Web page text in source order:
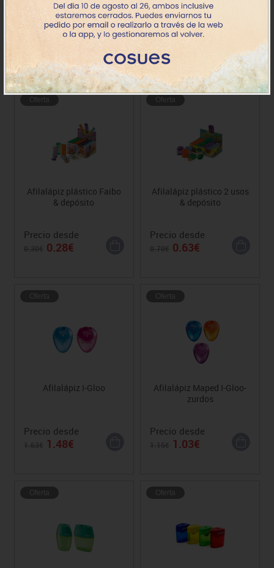
collection school
Precio desde
1.97€
hexagonal
Precio desde
1.86€
Oferta
Afilalápiz plástico Faibo
& depósito
Precio desde
0.28€
Oferta
Afilalápiz plástico 2 usos
& depósito
Precio desde
0.63€
Oferta
Afilalápiz I-Gloo
Precio desde
1.48€
Oferta
Afilalápiz Maped I-Gloo-
zurdos
Precio desde
1.03€
Oferta Oferta